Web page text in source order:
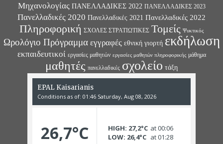
Μηχανολογίας ΠΑΝΕΛΛΑΔΙΚΕΣ 2022 ΠΑΝΕΛΛΑΔΙΚΕΣ 2023
Πανελλαδικές 2020 Πανελλαδικές 2021 Πανελλαδικές 2022
Πληροφορική ΣΧΟΛΕΣ ΣΤΡΑΤΙΩΤΙΚΕΣ Τομείς Ψυκτικός
Ωρολόγιο Πρόγραμμα εγγραφές εθνική γιορτή εκδήλωση
εκπαιδευτικοί εργασίες μαθητών εργασίες μαθητών πληροφορικής μάθημα
μαθητές πανελλαδικές σχολείο τάξη